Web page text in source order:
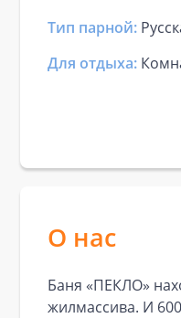
Тип парной:
Для отдыха:
О нас
Баня «ПЕКЛО»
жилмассива. И